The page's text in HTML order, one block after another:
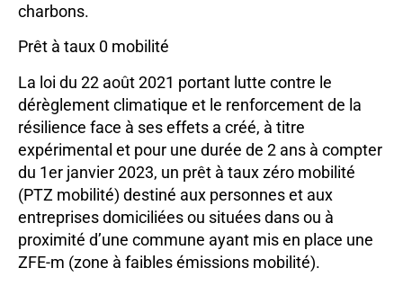
charbons.
Prêt à taux 0 mobilité
La loi du 22 août 2021 portant lutte contre le
dérèglement climatique et le renforcement de la
résilience face à ses effets a créé, à titre
expérimental et pour une durée de 2 ans à compter
du 1er janvier 2023, un prêt à taux zéro mobilité
(PTZ mobilité) destiné aux personnes et aux
entreprises domiciliées ou situées dans ou à
proximité d’une commune ayant mis en place une
ZFE-m (zone à faibles émissions mobilité).